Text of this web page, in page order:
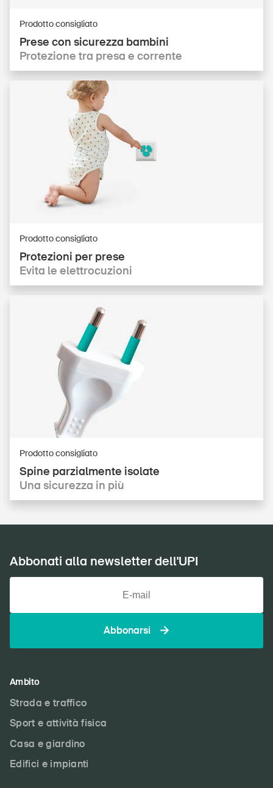
Abbonati alla newsletter
Prese con sicurezza bambini
Protezione tra presa e corrente
Prodotto consigliato
Protezioni per prese
Evita le elettrocuzioni
Prodotto consigliato
Spine parzialmente isolate
Una sicurezza in più
Prodotto consigliato
Abbonati alla newsletter dell'UPI
Abbonarsi
Ambito
Strada e traffico
Sport e attività fisica
Casa e giardino
Edifici e impianti